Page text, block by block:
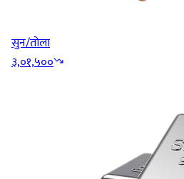
सुन/तोला
३,०१,५००